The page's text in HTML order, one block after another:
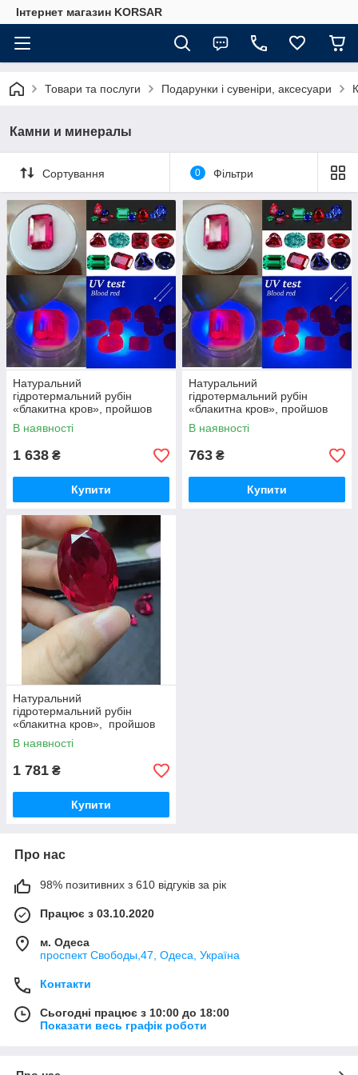
Iнтернет магазин KORSAR
Товари та послуги Подарунки і сувеніри, аксесуари
Камни и минералы
Сортування 0 Фільтри
Натуральний
гідротермальний рубін
«блакитна кров», пройшов
УФ-тест. Рубин 12x16 мм,
12,50 каратів. Смарагдове
В наявності
1 638 ₴
Купити
Натуральний
гідротермальний рубін
«блакитна кров», пройшов
УФ-тест. Рубин 8x10 мм, 6,5
каратів. Смарагдове
В наявності
763 ₴
Купити
Натуральний
гідротермальний рубін
«блакитна кров», пройшов
УФ-тест. Рубін 12x16мм,
12,50 каратів, VVS, Шрі-
В наявності
1 781 ₴
Купити
Про нас
98% позитивних з 610 відгуків за рік
Працює з 03.10.2020
м. Одеса
проспект Свободы,47, Одеса, Україна
Контакти
Сьогодні працює з 10:00 до 18:00
Показати весь графік роботи